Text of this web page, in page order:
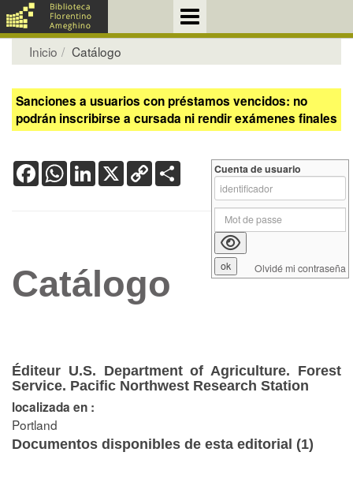
Inicio Catálogo
Sanciones a usuarios con préstamos vencidos: no
podrán inscribirse a cursada ni rendir exámenes finales
FacebookWhatsApp
LinkedIn
X Copy
Link
Catálogo
Éditeur U.S. Department of Agriculture. Forest
Service. Pacific Northwest Research Station
localizada en :
Portland
Documentos disponibles de esta editorial (1)
Cuenta de usuario
Olvidé mi contraseña